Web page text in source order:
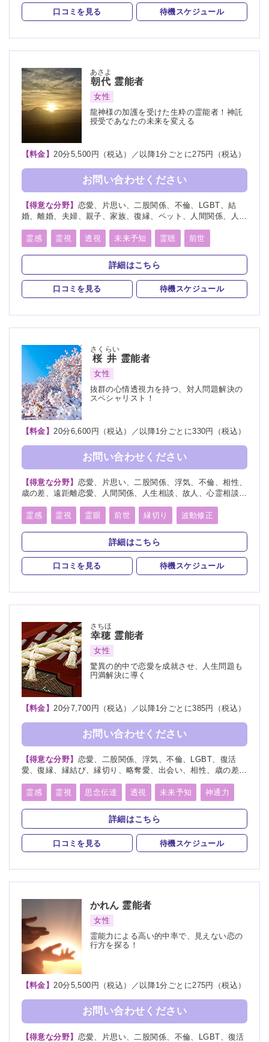
び、縁切り
アカシックリーディング 縁結び 縁切り 浄霊
浄化 祈願 供養 先祖供養 写真供養 人形供養
口コミを見る 待機スケジュール
朝代
あさよ
霊能者
女性
龍神様の加護を受けた生粋の霊能者！神託
授受であなたの未来を変える
【料金】20分5,500円（税込）／以降1分ごとに275円（税込）
お問い合わせください
【得意な分野】 恋愛、片思い、二股関係、不倫、LGBT、結
婚、離婚、夫婦、親子、家族、復縁、ペット、人間関係、人生
越し、開運、故人、教育、過去、浮気、縁結び、縁切り
霊感 霊視 透視 未来予知 霊聴 前世
守護霊 死者霊の降霊 除霊 浄霊 波動修正
自動書記
詳細はこちら
口コミを見る 待機スケジュール
桜井
さくらい
霊能者
女性
抜群の心情透視力を持つ、対人問題解決の
スペシャリスト！
【料金】20分6,600円（税込）／以降1分ごとに330円（税込）
お問い合わせください
【得意な分野】 恋愛、片思い、二股関係、浮気、不倫、相性、
歳の差、遠距離恋愛、人間関係、人生相談、故人、心霊相談、
総合運、心霊写真
霊感 霊視 霊眼 前世 縁切り 波動修正
詳細はこちら
口コミを見る 待機スケジュール
幸穂
さちほ
霊能者
女性
驚異の的中で恋愛を成就させ、人生問題も
円満解決に導く
【料金】20分7,700円（税込）／以降1分ごとに385円（税込）
お問い合わせください
【得意な分野】 恋愛、二股関係、浮気、不倫、LGBT、復活
愛、復縁、縁結び、縁切り、略奪愛、出会い、相性、歳の差、
児、教育、介護、進路、学業、受験、就職、適職、仕事、転
職、経営、人間関係、健康、金運、引越し、開運、故人、生
霊、相手の気持ち、人探し、物探し
霊感 霊視 思念伝達 透視 未来予知 神通力
守護霊 縁結び 縁切り 除霊 祈願
詳細はこちら
口コミを見る 待機スケジュール
かれん 霊能者
女性
霊能力による高い的中率で、見えない恋の
行方を探る！
【料金】20分5,500円（税込）／以降1分ごとに275円（税込）
お問い合わせください
【得意な分野】 恋愛、片思い、二股関係、不倫、LGBT、復活